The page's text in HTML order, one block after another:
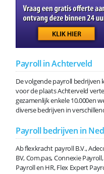
Payroll in Achterveld
De volgende payroll bedrijven
voor de plaats Achterveld
gezamenlijk enkele 10.000en
diverse bedrijven in
Payroll bedrijven in
Ab flexkracht payroll B.V.,
BV, Com.pas, Connexie
Payroll en HR, Flex Expert